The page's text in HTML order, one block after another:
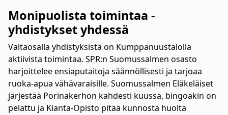
Monipuolista toimintaa -
yhdistykset yhdessä
Valtaosalla yhdistyksistä on Kumppanuustalolla
aktiivista toimintaa. SPR:n Suomussalmen osasto
harjoittelee ensiaputaitoja säännöllisesti ja tarjoaa
ruoka-apua vähävaraisille. Suomussalmen Eläkeläiset
järjestää Porinakerhon kahdesti kuussa, bingoakin on
pelattu ja Kianta-Opisto pitää kunnosta huolta